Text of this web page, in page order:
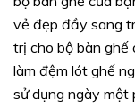
vẻ đẹp đầy sang
trị cho bộ bàn ghế
làm đệm lót ghế
sử dụng ngày một